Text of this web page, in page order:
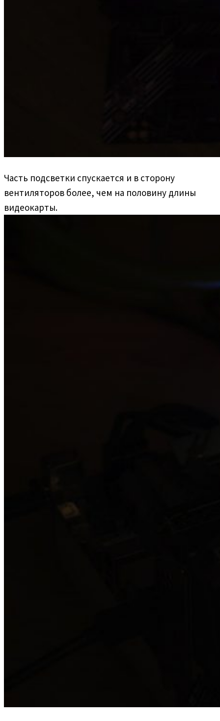
Часть подсветки спускается и в сторону
вентиляторов более, чем на половину длины
видеокарты.